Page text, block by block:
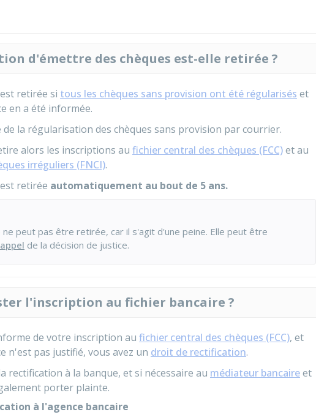
d'émettre des chèques est-elle retirée ?
retirée si tous les chèques sans provision ont été régularisés et
en a été informée.
la régularisation des chèques sans provision par courrier.
alors les inscriptions au fichier central des chèques (FCC)et au
irréguliers (FNCI).
retirée automatiquement au bout de 5 ans.
ne peut pas être retirée, car il s'agit d'une peine. Elle peut être
de la décision de justice.
l'inscription au fichier bancaire ?
de votre inscription au fichier central des chèques (FCC), et
n'est pas justifié, vous avez un droit de rectification.
rectification à la banque, et si nécessaire au médiateur bancaireet
porter plainte.
à l'agence bancaire